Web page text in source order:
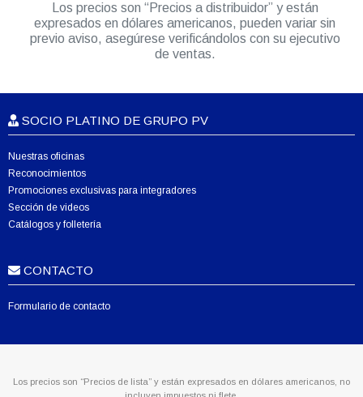
Los precios son “Precios a distribuidor” y están
expresados en dólares americanos, pueden variar sin
previo aviso, asegúrese verificándolos con su ejecutivo
de ventas.
SOCIO PLATINO DE GRUPO PV
Nuestras oficinas
Reconocimientos
Promociones exclusivas para integradores
Sección de videos
Catálogos y folletería
CONTACTO
Formulario de contacto
Los precios son “Precios de lista” y están expresados en dólares americanos, no